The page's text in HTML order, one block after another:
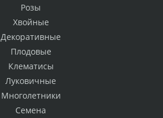
Розы
Хвойные
Декоративные
Плодовые
Клематисы
Луковичные
Многолетники
Семена